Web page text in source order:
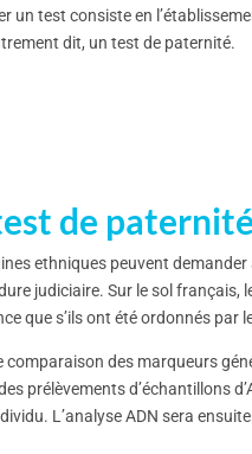
un test consiste en
dit, un test de paternité.
de
ethniques peuvent
judiciaire. Sur le sol
que s’ils ont été ordonnés par
des marqueurs
prélèvements d’échantillons
L’analyse ADN sera